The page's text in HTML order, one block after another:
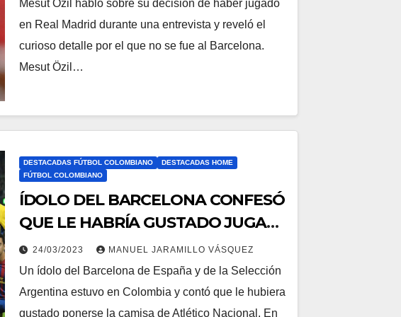
Mesut Özil habló sobre su decisión de haber jugado
en Real Madrid durante una entrevista y reveló el
curioso detalle por el que no se fue al Barcelona.
Mesut Özil…
DESTACADAS FÚTBOL COLOMBIANO
DESTACADAS HOME
FÚTBOL COLOMBIANO
ÍDOLO DEL BARCELONA CONFESÓ
QUE LE HABRÍA GUSTADO JUGAR
EN NACIONAL
24/03/2023 MANUEL JARAMILLO VÁSQUEZ
Un ídolo del Barcelona de España y de la Selección
Argentina estuvo en Colombia y contó que le hubiera
gustado ponerse la camisa de Atlético Nacional. En